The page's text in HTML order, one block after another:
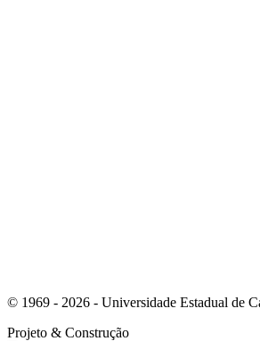
© 1969 - 2026 - Universidade Estadual de
Projeto & Construção